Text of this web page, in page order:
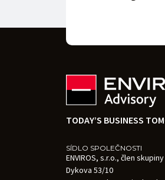
TODAY’S BUSINESS
SÍDLO SPOLEČNOSTI
ENVIROS, s.r.o., člen skupiny
Dykova 53/10